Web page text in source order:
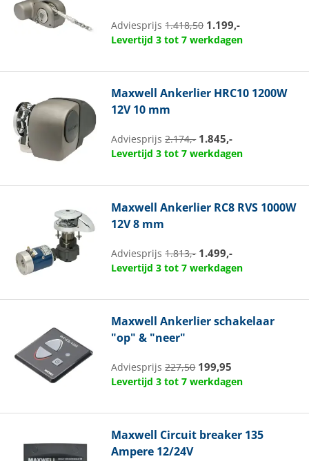
Adviesprijs1.418,50 1.199,-
Levertijd 3 tot 7 werkdagen
Maxwell Ankerlier HRC10 1200W
12V 10 mm
Adviesprijs2.174,- 1.845,-
Levertijd 3 tot 7 werkdagen
Maxwell Ankerlier RC8 RVS 1000W
12V 8 mm
Adviesprijs1.813,- 1.499,-
Levertijd 3 tot 7 werkdagen
Maxwell Ankerlier schakelaar
"op" & "neer"
Adviesprijs227,50 199,95
Levertijd 3 tot 7 werkdagen
Maxwell Circuit breaker 135
Ampere 12/24V